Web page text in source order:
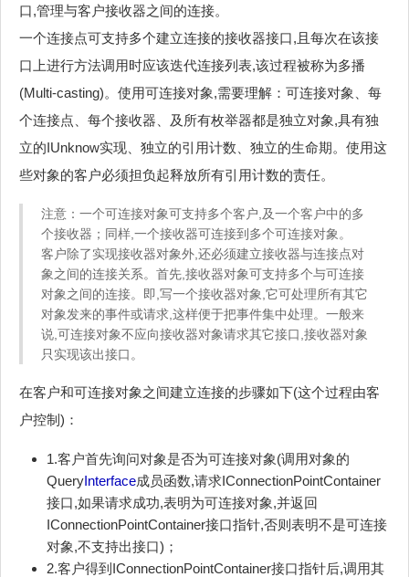
口,管理与客户接收器之间的连接。
一个连接点可支持多个建立连接的接收器接口,且每次在该接
口上进行方法调用时应该迭代连接列表,该过程被称为多播
(Multi-casting)。使用可连接对象,需要理解：可连接对象、每
个连接点、每个接收器、及所有枚举器都是独立对象,具有独
立的IUnknow实现、独立的引用计数、独立的生命期。使用这
些对象的客户必须担负起释放所有引用计数的责任。
注意：一个可连接对象可支持多个客户,及一个客户中的多
个接收器；同样,一个接收器可连接到多个可连接对象。
客户除了实现接收器对象外,还必须建立接收器与连接点对
象之间的连接关系。首先,接收器对象可支持多个与可连接
对象之间的连接。即,写一个接收器对象,它可处理所有其它
对象发来的事件或请求,这样便于把事件集中处理。一般来
说,可连接对象不应向接收器对象请求其它接口,接收器对象
只实现该出接口。
在客户和可连接对象之间建立连接的步骤如下(这个过程由客
户控制)：
1.客户首先询问对象是否为可连接对象(调用对象的
QueryInterface成员函数,请求IConnectionPointContainer
接口,如果请求成功,表明为可连接对象,并返回
IConnectionPointContainer接口指针,否则表明不是可连接
对象,不支持出接口)；
2.客户得到IConnectionPointContainer接口指针后,调用其